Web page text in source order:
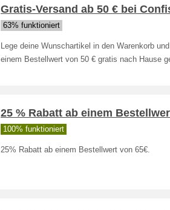
Gratis-Versand ab 50 € bei
63% funktioniert
Lege deine Wunschartikel in den Warenkorb
einem Bestellwert von 50 € gratis nach Hause
25 % Rabatt ab einem
100% funktioniert
25% Rabatt ab einem Bestellwert von 65€.